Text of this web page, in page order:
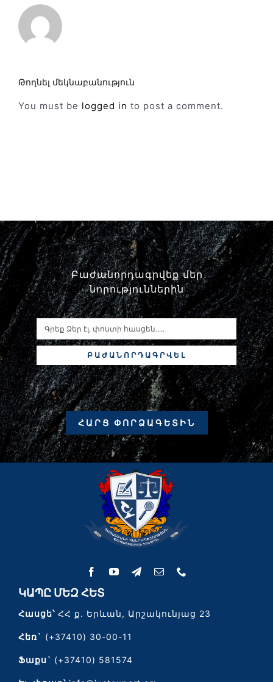
Թողնել մեկնաբանություն
You must be logged in to post a comment.
Բաժանորդագրվեք մեր
նորություններին
ԲԱԺԱՆՈՐԴԱԳՐՎԵԼ
ՀԱՐՑ ՓՈՐՁԱԳԵՏԻՆ
ԿԱՊԸ ՄԵԶ ՀԵՏ
Հասցե՝ՀՀ ք. Երևան, Արշակունյաց 23
Հեռ` (+37410) 30-00-11
Ֆաքս` (+37410) 581574